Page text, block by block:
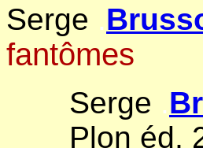
Serge .
fantômes
Serge .
Plon éd,